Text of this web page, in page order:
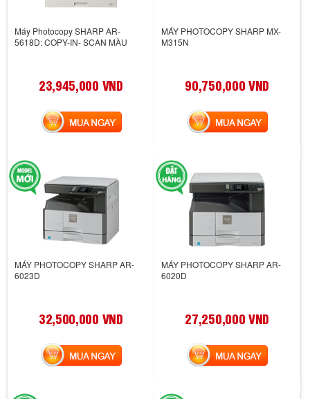
Máy Photocopy SHARP AR-
5618D: COPY-IN- SCAN MÀU
23,945,000 VND
MUA NGAY
MÁY PHOTOCOPY SHARP MX-
M315N
90,750,000 VND
MUA NGAY
MÁY PHOTOCOPY SHARP AR-
6023D
32,500,000 VND
MUA NGAY
MÁY PHOTOCOPY SHARP AR-
6020D
27,250,000 VND
MUA NGAY